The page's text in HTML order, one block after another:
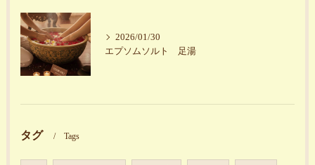
2026/01/30
エプソムソルト 足湯
タグ Tags